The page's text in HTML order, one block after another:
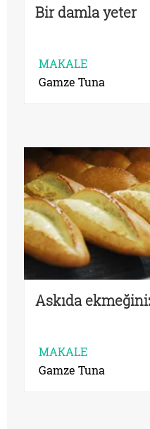
Bir damla yeter
MAKALE
Gamze Tuna
Askıda
MAKALE
Gamze Tuna